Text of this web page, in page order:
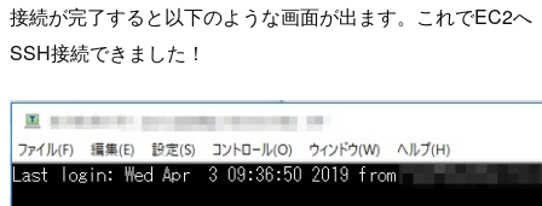
接続が完了すると以下のような画面が出ます。これでEC2へ
SSH接続できました！